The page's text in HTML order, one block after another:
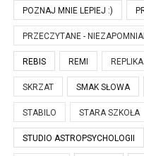
POZNAJ MNIE LEPIEJ :)
PRZECZYTANE -
REBIS REMI REPLIKA
SKRZAT SMAK SŁOWA
STABILO STARA SZKOŁA
STUDIO ASTROPSYCHOLOGII